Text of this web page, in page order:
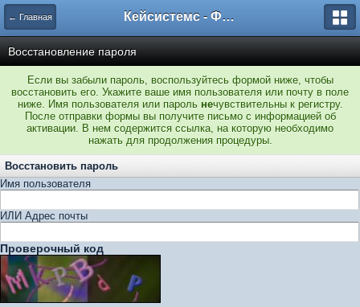
← Главная Кейсистемс - Форумы
Восстановление пароля
Если вы забыли пароль, воспользуйтесь формой ниже, чтобы
восстановить его. Укажите ваше имя пользователя или почту в поле
ниже. Имя пользователя или пароль нечувствительны к регистру.
После отправки формы вы получите письмо с информацией об
активации. В нем содержится ссылка, на которую необходимо
нажать для продолжения процедуры.
Восстановить пароль
Имя пользователя
ИЛИ Адрес почты
Проверочный код